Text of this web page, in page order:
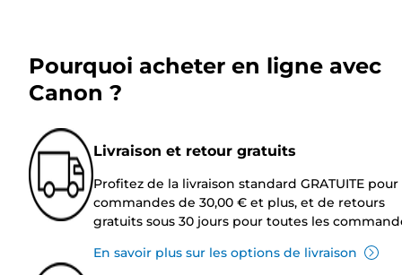
Pourquoi acheter en ligne avec
Canon ?
Livraison et retour gratuits
Profitez de la livraison standard GRATUITE pour
commandes de 30,00 € et plus, et de retours
gratuits sous 30 jours pour toutes les
En savoir plus sur les options de livraison